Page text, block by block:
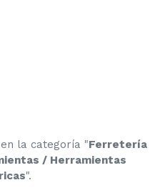
la categoría "Ferretería
/ Herramientas
".